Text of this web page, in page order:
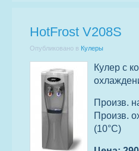
HotFrost V208S
Опубликовано в Кулеры
Кулер с
Произв.
Произв.
(10°С)